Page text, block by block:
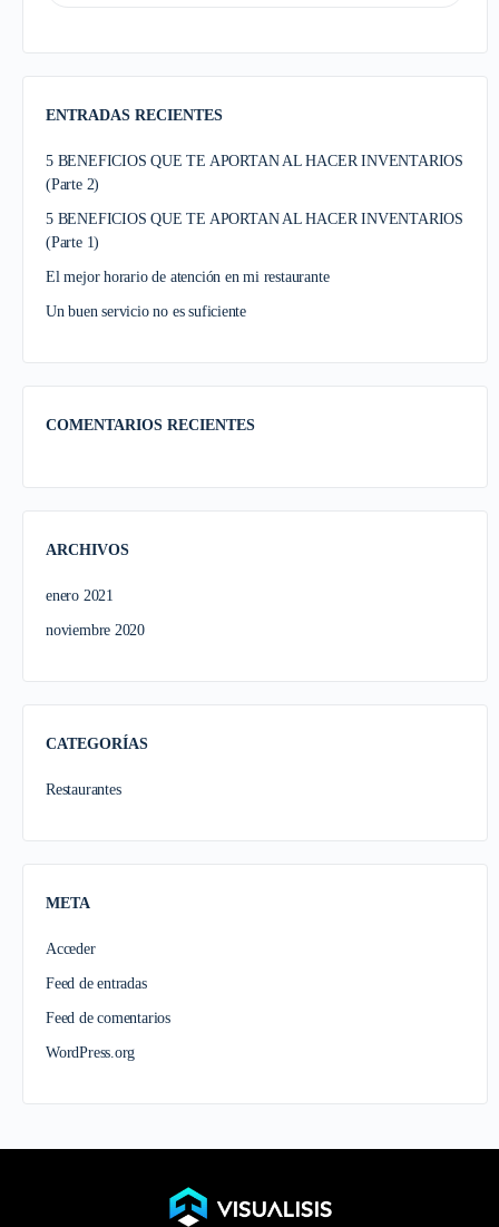
ENTRADAS RECIENTES
5 BENEFICIOS QUE TE APORTAN AL HACER INVENTARIOS
(Parte 2)
5 BENEFICIOS QUE TE APORTAN AL HACER INVENTARIOS
(Parte 1)
El mejor horario de atención en mi restaurante
Un buen servicio no es suficiente
COMENTARIOS RECIENTES
ARCHIVOS
enero 2021
noviembre 2020
CATEGORÍAS
Restaurantes
META
Acceder
Feed de entradas
Feed de comentarios
WordPress.org